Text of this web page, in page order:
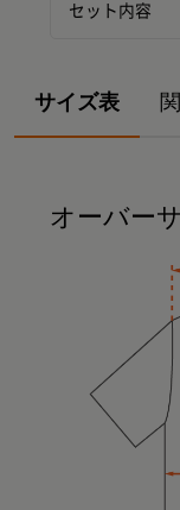
セット内容
サイズ表
オーバー